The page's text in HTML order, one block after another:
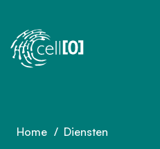
Sla navigatie over
Home Diensten